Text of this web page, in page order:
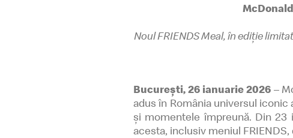
Noul FRIENDS Meal, în ediție
București, 26 ianuarie 2026 –
adus în România universul
și momentele împreună. Din 23
acesta, inclusiv meniul